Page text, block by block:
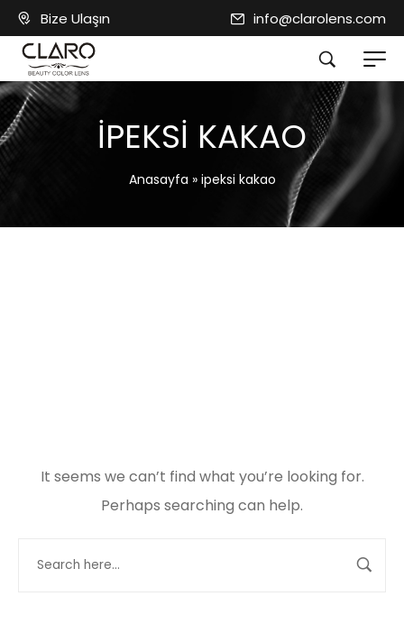
Bize Ulaşın info@clarolens.com
IPEKSI KAKAO
Anasayfa » ipeksi kakao
It seems we can’t find what you’re looking for.
Perhaps searching can help.